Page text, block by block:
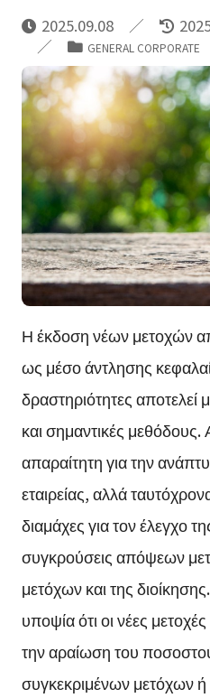
2025.09.08
GENERAL CORPORATE
Η έκδοση νέων μετοχών
ως μέσο άντλησης
δραστηριότητες αποτελεί
και σημαντικές μεθόδους.
απαραίτητη για την
εταιρείας, αλλά
διαμάχες για τον έλεγχο
συγκρούσεις απόψεων
μετόχων και της
υποψία ότι οι νέες
την αραίωση του
συγκεκριμένων μετόχων ή